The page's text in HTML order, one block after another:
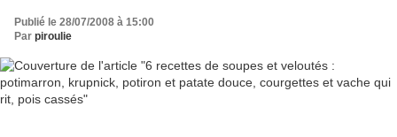
Publié le 28/07/2008 à 15:00
Par piroulie